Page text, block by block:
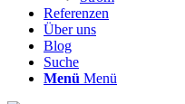
Referenzen
Über uns
Blog
Suche
Menü Menü